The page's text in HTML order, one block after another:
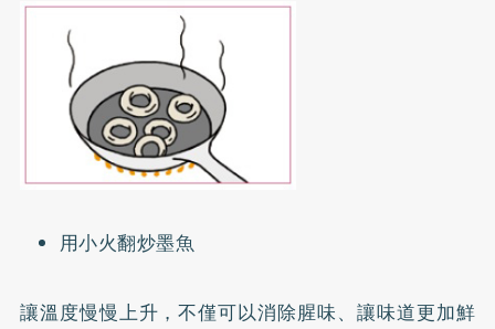
用小火翻炒墨魚
讓溫度慢慢上升，不僅可以消除腥味、讓味道更加鮮